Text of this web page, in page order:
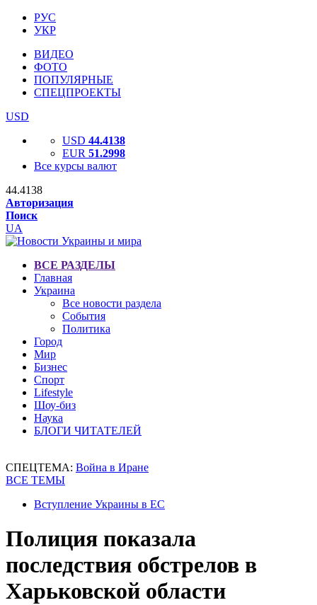
РУС
УКР
ВИДЕО
ФОТО
ПОПУЛЯРНЫЕ
СПЕЦПРОЕКТЫ
USD
USD 44.4138
EUR 51.2998
Все курсы валют
44.4138
Авторизация
Поиск
UA
ВСЕ РАЗДЕЛЫ
Главная
Украина
Все новости раздела
События
Политика
Город
Мир
Бизнес
Спорт
Lifestyle
Шоу-биз
Наука
БЛОГИ ЧИТАТЕЛЕЙ
СПЕЦТЕМА: Война в Иране
ВСЕ ТЕМЫ
Вступление Украины в ЕС
Полиция показала
последствия обстрелов в
Харьковской области